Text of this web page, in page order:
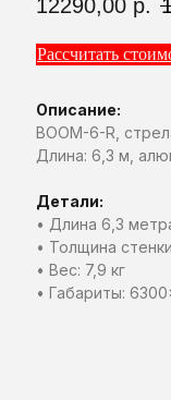
12290,00 р.
Рассчитать
Описание:
BOOM-6-R,
Длина: 6,3 м,
Детали:
• Длина 6,3
• Толщина
• Вес: 7,9 кг
• Габариты: